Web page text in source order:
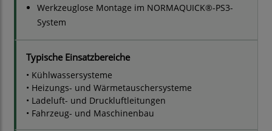
Werkzeuglose Montage im NORMAQUICK®-PS3-
System
Typische Einsatzbereiche
• Kühlwassersysteme
• Heizungs- und Wärmetauschersysteme
• Ladeluft- und Druckluftleitungen
• Fahrzeug- und Maschinenbau